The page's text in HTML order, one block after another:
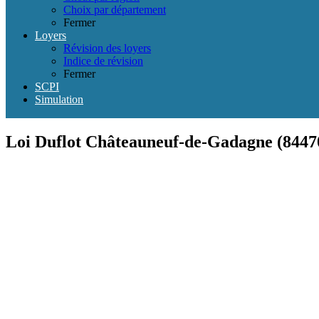
Choix par département
Fermer
Loyers
Révision des loyers
Indice de révision
Fermer
SCPI
Simulation
Loi Duflot Châteauneuf-de-Gadagne